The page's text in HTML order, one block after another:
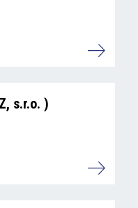
s.r.o. )